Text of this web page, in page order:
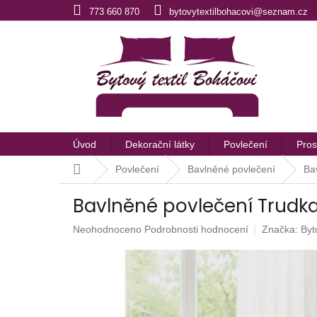
na
773 660 870 bytovytextilbohacovi@seznam.cz
Úvod Dekorační látky Povlečení
Domů Povlečení Bavlněné povlečení
Bavlněné povlečení
Průměrné
Neohodnoceno Podrobnosti hodnocení Značka: